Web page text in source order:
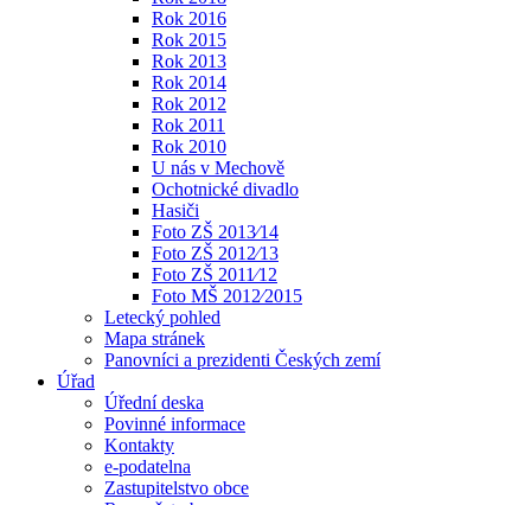
Rok 2016
Rok 2015
Rok 2013
Rok 2014
Rok 2012
Rok 2011
Rok 2010
U nás v Mechově
Ochotnické divadlo
Hasiči
Foto ZŠ 2013⁄14
Foto ZŠ 2012⁄13
Foto ZŠ 2011⁄12
Foto MŠ 2012⁄2015
Letecký pohled
Mapa stránek
Panovníci a prezidenti Českých zemí
Úřad
Úřední deska
Povinné informace
Kontakty
e-podatelna
Zastupitelstvo obce